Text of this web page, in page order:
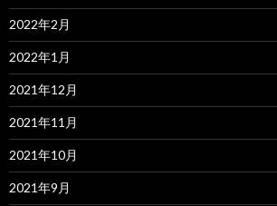
2022年2月
2022年1月
2021年12月
2021年11月
2021年10月
2021年9月